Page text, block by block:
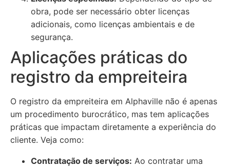
obra, pode ser necessário obter licenças
adicionais, como licenças ambientais e de
segurança.
Aplicações práticas do
registro da empreiteira
O registro da empreiteira em Alphaville não é apenas
um procedimento burocrático, mas tem aplicações
práticas que impactam diretamente a experiência do
cliente. Veja como:
Contratação de serviços: Ao contratar uma